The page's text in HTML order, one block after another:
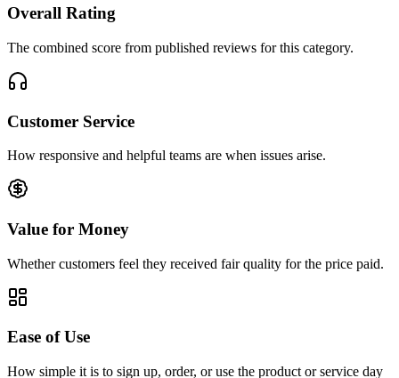
Overall Rating
The combined score from published reviews for this category.
Customer Service
How responsive and helpful teams are when issues arise.
Value for Money
Whether customers feel they received fair quality for the price paid.
Ease of Use
How simple it is to sign up, order, or use the product or service day